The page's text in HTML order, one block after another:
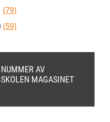
(79)
(59)
AV
MAGASINET